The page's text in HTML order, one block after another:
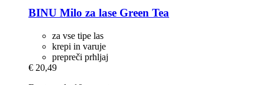
BINU Milo za lase Green Tea
za vse tipe las
krepi in varuje
prepreči prhljaj
€ 20,49